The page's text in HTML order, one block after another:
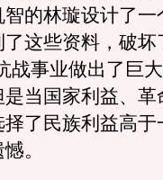
的林璇设计了一
这些资料，破坏
战事业做出了巨
当国家利益、革
了民族利益高于
。